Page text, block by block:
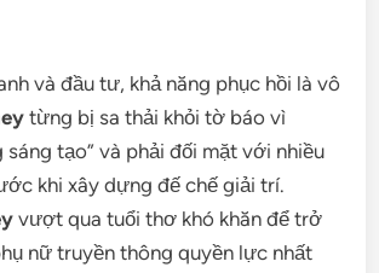
và đầu tư, khả năng phục hồi là vô
từng bị sa thải khỏi tờ báo vì
tạo” và phải đối mặt với nhiều
khi xây dựng đế chế giải trí.
vượt qua tuổi thơ khó khăn để trở
nữ truyền thông quyền lực nhất